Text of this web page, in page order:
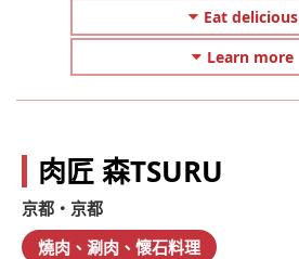
Eat delicious
Learn more
肉匠 森TSURU
京都・京都
燒肉、涮肉、懷石料理